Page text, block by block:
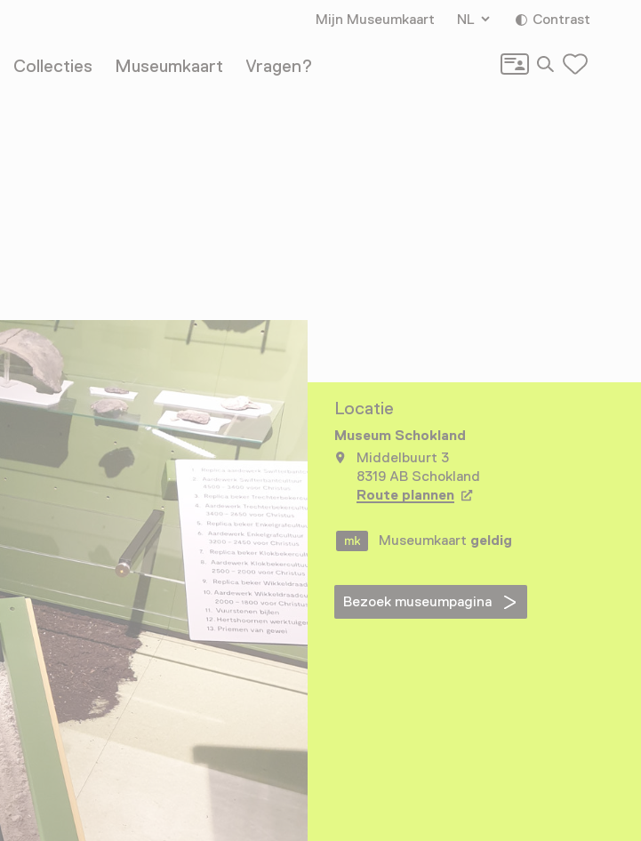
Collecties Museumkaart Vragen?
Mijn Museumkaart NL Contrast
Zoeken
Locatie
Museum Schokland
Middelbuurt 3
8319 AB Schokland
Route plannen Opent in een nieuw tabblad
Museumkaart geldig
Bezoek museumpagina